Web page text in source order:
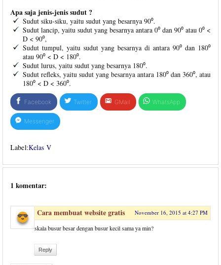
Apa saja jenis-jenis sudut ?
Sudut siku-siku, yaitu sudut yang besarnya 90⁰.
Sudut lancip, yaitu sudut yang besarnya antara 0⁰ dan 90⁰ atau 0⁰ <
D < 90⁰,
Sudut tumpul, yaitu sudut yang besarnya di antara 90⁰ dan 180⁰
atau 90⁰ < D < 180⁰.
Sudut lurus, yaitu sudut yang besarnya 180⁰.
Sudut refleks, yaitu sudut yang besarnya antara 180⁰ dan 360⁰, atau
180⁰ < D < 360⁰.
Facebook Twitter GMail WhatsApp
Messenger
Label:Kelas V
1 komentar:
Cara membuat website gratis November 16, 2015 at 4:27 PM
skala busur besar dengan busur kecil sama ya min?
Reply